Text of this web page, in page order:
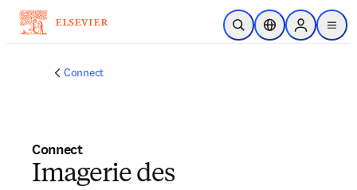
Passer au contenu principal
Ouvrir la recherche
Sélecteur de
Sign in to
menu
Connect
Connect
Imagerie des